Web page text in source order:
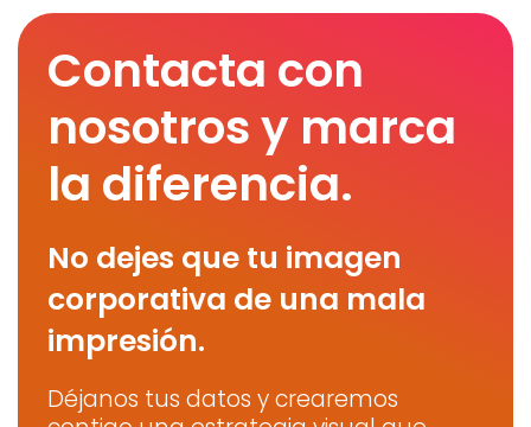
Contacta con
nosotros y marca
la diferencia.
No dejes que tu imagen
corporativa de una mala
impresión.
Déjanos tus datos y crearemos